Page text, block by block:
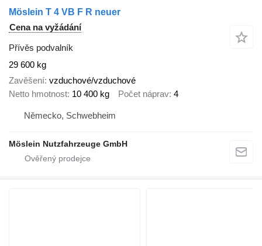
Möslein T 4 VB F R neuer
Cena na vyžádání
Přívěs podvalník
29 600 kg
Zavěšení vzduchové/vzduchové
Netto hmotnost 10 400 kg Počet náprav 4
Německo, Schwebheim
Möslein Nutzfahrzeuge GmbH